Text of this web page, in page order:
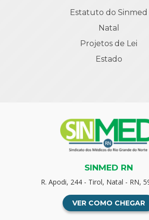
Estatuto do Sinmed
Natal
Projetos de Lei
Estado
SINMED RN
R. Apodi, 244 - Tirol, Natal - RN,
VER COMO CHEGAR